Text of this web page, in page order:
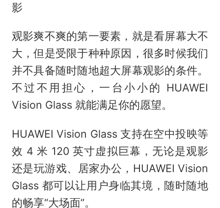
影
观影爽不爽的第一要素，就是看屏幕大不
大，但是受限于种种原因，很多时候我们
并不具备随时随地超大屏幕观影的条件。
不过不用担心，一台小小的 HUAWEI
Vision Glass 就能满足你的愿望。
HUAWEI Vision Glass 支持在空中投映等
效 4 米 120 英寸虚拟巨幕，无论是观影
还是玩游戏、居家办公，HUAWEI Vision
Glass 都可以让用户身临其境，随时随地
的畅享“大场面”。